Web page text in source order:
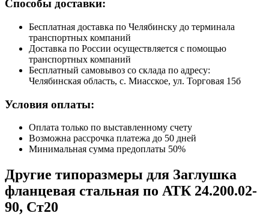
Способы доставки:
Бесплатная доставка по Челябинску до терминала
транспортных компаний
Доставка по России осуществляется с помощью
транспортных компаний
Бесплатный самовывоз со склада по адресу:
Челябинская область, с. Миасское, ул. Торговая 15б
Условия оплаты:
Оплата только по выставленному счету
Возможна рассрочка платежа до 50 дней
Минимальная сумма предоплаты 50%
Другие типоразмеры для Заглушка
фланцевая стальная по АТК 24.200.02-
90, Ст20